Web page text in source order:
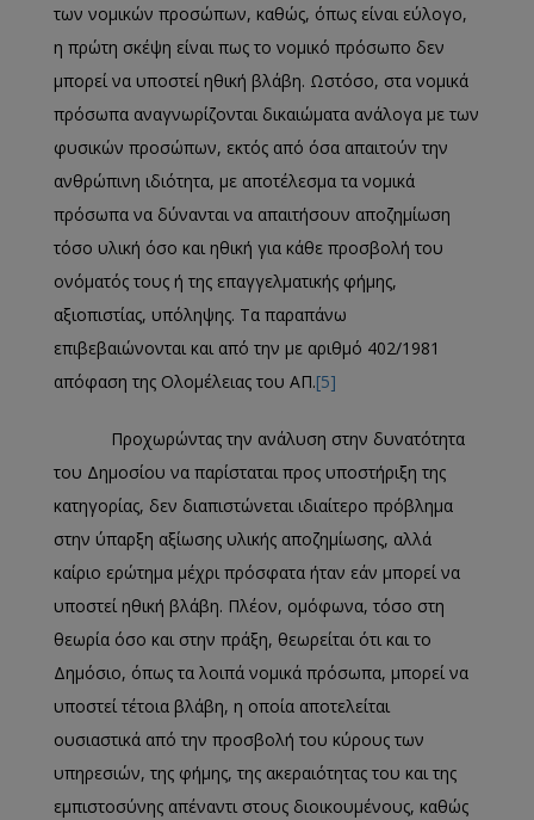
των νομικών προσώπων, καθώς, όπως είναι εύλογο,
η πρώτη σκέψη είναι πως το νομικό πρόσωπο δεν
μπορεί να υποστεί ηθική βλάβη. Ωστόσο, στα νομικά
πρόσωπα αναγνωρίζονται δικαιώματα ανάλογα με των
φυσικών προσώπων, εκτός από όσα απαιτούν την
ανθρώπινη ιδιότητα, με αποτέλεσμα τα νομικά
πρόσωπα να δύνανται να απαιτήσουν αποζημίωση
τόσο υλική όσο και ηθική για κάθε προσβολή του
ονόματός τους ή της επαγγελματικής φήμης,
αξιοπιστίας, υπόληψης. Τα παραπάνω
επιβεβαιώνονται και από την με αριθμό 402/1981
απόφαση της Ολομέλειας του ΑΠ.[5]
Προχωρώντας την ανάλυση στην δυνατότητα
του Δημοσίου να παρίσταται προς υποστήριξη της
κατηγορίας, δεν διαπιστώνεται ιδιαίτερο πρόβλημα
στην ύπαρξη αξίωσης υλικής αποζημίωσης, αλλά
καίριο ερώτημα μέχρι πρόσφατα ήταν εάν μπορεί να
υποστεί ηθική βλάβη. Πλέον, ομόφωνα, τόσο στη
θεωρία όσο και στην πράξη, θεωρείται ότι και το
Δημόσιο, όπως τα λοιπά νομικά πρόσωπα, μπορεί να
υποστεί τέτοια βλάβη, η οποία αποτελείται
ουσιαστικά από την προσβολή του κύρους των
υπηρεσιών, της φήμης, της ακεραιότητας του και της
εμπιστοσύνης απέναντι στους διοικουμένους, καθώς